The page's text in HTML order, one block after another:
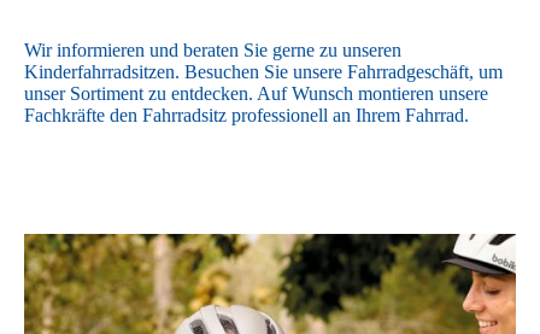
Wir informieren und beraten Sie gerne zu unseren
Kinderfahrradsitzen. Besuchen Sie unsere Fahrradgeschäft, um
unser Sortiment zu entdecken. Auf Wunsch montieren unsere
Fachkräfte den Fahrradsitz professionell an Ihrem Fahrrad.